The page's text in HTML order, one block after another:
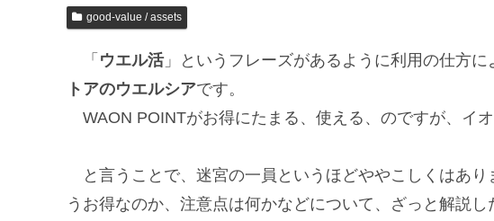
good-value / assets
「 ウエル活」というフレーズがあるように利用の仕方
トアのウエルシアです。
WAON POINTがお得にたまる、使える、のですが、イ
と言うことで、迷宮の一員というほどややこしくはあ
うお得なのか、注意点は何かなどについて、ざっと解説し